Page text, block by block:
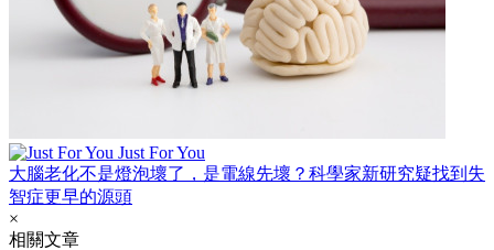
Just For You
大腦老化不是燈泡壞了，是電線先壞？科學家新研究疑找到失
智症更早的源頭
×
相關文章